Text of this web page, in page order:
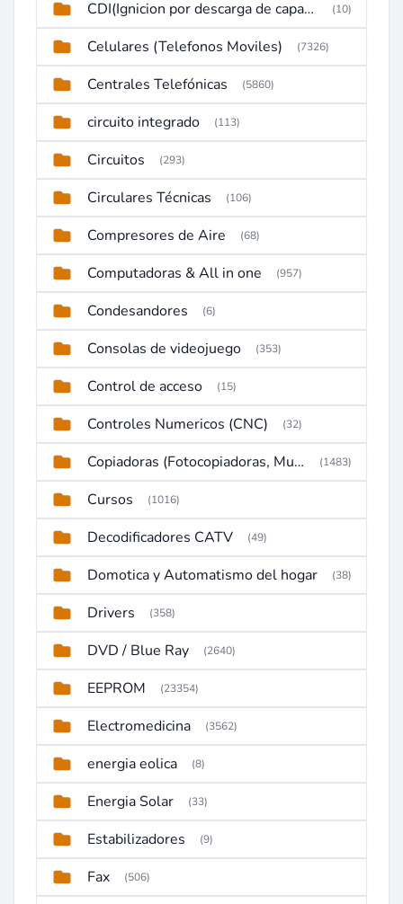
CDI(Ignicion por descarga de capacitor) (10)
Celulares (Telefonos Moviles) (7326)
Centrales Telefónicas (5860)
circuito integrado (113)
Circuitos (293)
Circulares Técnicas (106)
Compresores de Aire (68)
Computadoras & All in one (957)
Condesandores (6)
Consolas de videojuego (353)
Control de acceso (15)
Controles Numericos (CNC) (32)
Copiadoras (Fotocopiadoras, Multifunctions, Ploter, etc) (1483)
Cursos (1016)
Decodificadores CATV (49)
Domotica y Automatismo del hogar (38)
Drivers (358)
DVD / Blue Ray (2640)
EEPROM (23354)
Electromedicina (3562)
energia eolica (8)
Energia Solar (33)
Estabilizadores (9)
Fax (506)